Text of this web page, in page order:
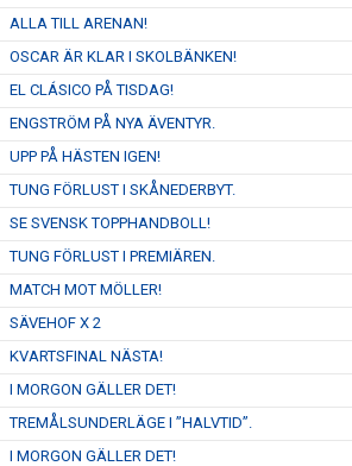
ALLA TILL ARENAN!
OSCAR ÄR KLAR I SKOLBÄNKEN!
EL CLÁSICO PÅ TISDAG!
ENGSTRÖM PÅ NYA ÄVENTYR.
UPP PÅ HÄSTEN IGEN!
TUNG FÖRLUST I SKÅNEDERBYT.
SE SVENSK TOPPHANDBOLL!
TUNG FÖRLUST I PREMIÄREN.
MATCH MOT MÖLLER!
SÄVEHOF X 2
KVARTSFINAL NÄSTA!
I MORGON GÄLLER DET!
TREMÅLSUNDERLÄGE I ”HALVTID”.
I MORGON GÄLLER DET!